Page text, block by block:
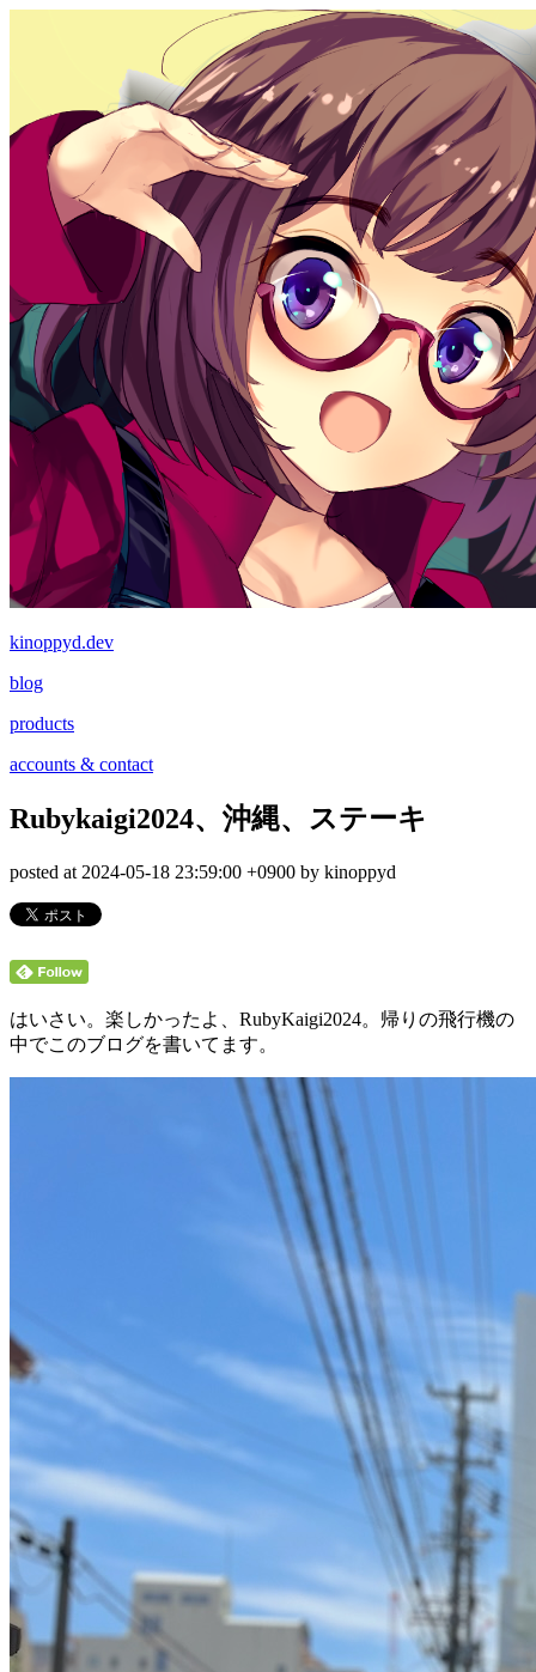
kinoppyd.dev
blog
products
accounts & contact
Rubykaigi2024、沖縄、ステーキ
posted at 2024-05-18 23:59:00 +0900 by kinoppyd
はいさい。楽しかったよ、RubyKaigi2024。帰りの飛行機の
中でこのブログを書いてます。